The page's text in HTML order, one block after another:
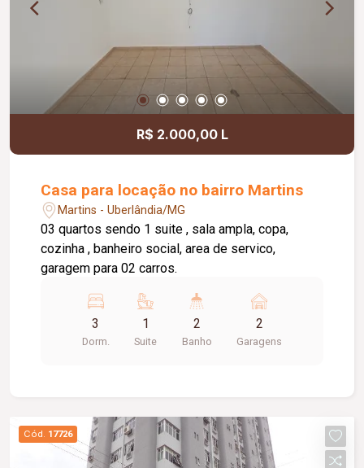
R$ 2.000,00 L
Casa para locação no bairro Martins
Martins - Uberlândia/MG
03 quartos sendo 1 suite , sala ampla, copa,
cozinha , banheiro social, area de servico,
garagem para 02 carros.
3
Dorm.
1
Suite
2
Banho
2
Garagens
Cód. 17726